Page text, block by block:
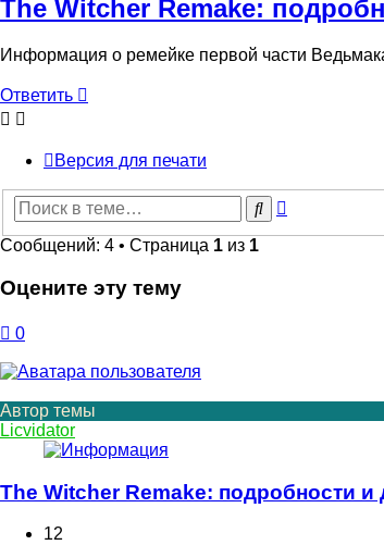
The Witcher Remake:
Информация о ремейке первой части
Ответить
Версия для печати
Поиск
Сообщений: 4 • Страница 1 из 1
Оцените эту тему
0
Автор темы
Licvidator
The Witcher Remake: подробности и
12